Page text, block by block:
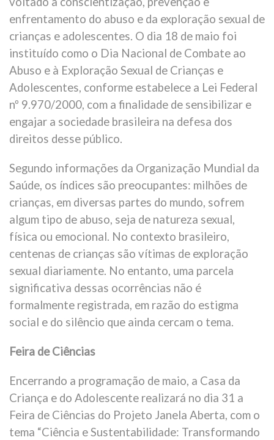
enfrentamento do abuso e da exploração sexual de
crianças e adolescentes. O dia 18 de maio foi
instituído como o Dia Nacional de Combate ao
Abuso e à Exploração Sexual de Crianças e
Adolescentes, conforme estabelece a Lei Federal
nº 9.970/2000, com a finalidade de sensibilizar e
engajar a sociedade brasileira na defesa dos
direitos desse público.
Segundo informações da Organização Mundial da
Saúde, os índices são preocupantes: milhões de
crianças, em diversas partes do mundo, sofrem
algum tipo de abuso, seja de natureza sexual,
física ou emocional. No contexto brasileiro,
centenas de crianças são vítimas de exploração
sexual diariamente. No entanto, uma parcela
significativa dessas ocorrências não é
formalmente registrada, em razão do estigma
social e do silêncio que ainda cercam o tema.
Feira de Ciências
Encerrando a programação de maio, a Casa da
Criança e do Adolescente realizará no dia 31 a
Feira de Ciências do Projeto Janela Aberta, com o
tema “Ciência e Sustentabilidade: Transformando